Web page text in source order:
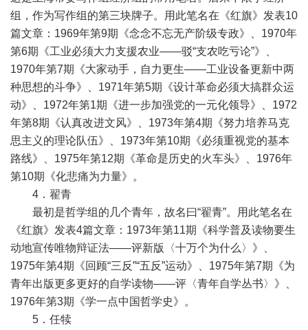
组，作为写作组的第三块牌子。用此笔名在《红旗》发表10
篇文章：1969年第9期《念念不忘无产阶级专政》、1970年
第6期《工业必须大力支援农业——驳“支农吃亏论”》、
1970年第7期《大家动手，自力更生——工业设备更新中两
种思想的斗争》、1971年第5期《设计革命必须大搞群众运
动》、1972年第1期《进一步加强党的一元化领导》、1972
年第8期《认真改进文风》、1973年第4期《努力培养马克
思主义的理论队伍》、1973年第10期《必须重视党的基本
路线》、1975年第12期《革命是历史的火车头》、1976年
第10期《化悲痛为力量》。
4．翟青
最初是哲学组的几个青年，故名曰“翟青”。用此笔名在
《红旗》发表4篇文章：1973年第11期《科学普及读物要生
动地宣传唯物辩证法——评新版〈十万个为什么〉》、
1975年第4期《回顾“三反”“五反”运动》、1975年第7期《为
青年出版更多更好的自学读物——评〈青年自学丛书〉》、
1976年第3期《学一点中国哲学史》。
5．任犊